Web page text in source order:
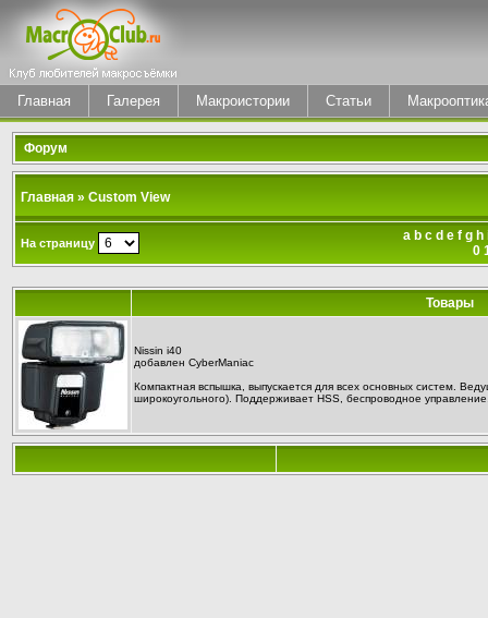
Главная Галерея Макроистории Статьи
Форум
Главная » Custom View
На страницу a b c d e f g h
0
Товары
Nissin i40
добавлен CyberManiac
Компактная вспышка, выпускается для всех основных систем.
широкоугольного). Поддерживает HSS, беспроводное